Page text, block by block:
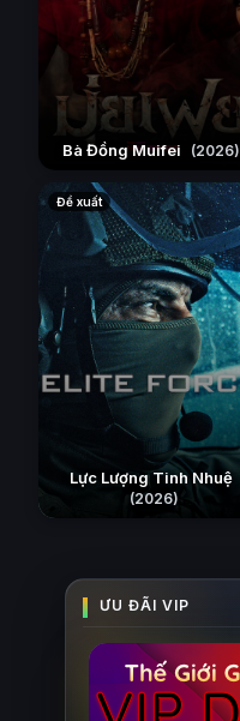
Bà Đồng Muifei (2026)
Đề xuất
Lực Lượng Tinh Nhuệ
(2026)